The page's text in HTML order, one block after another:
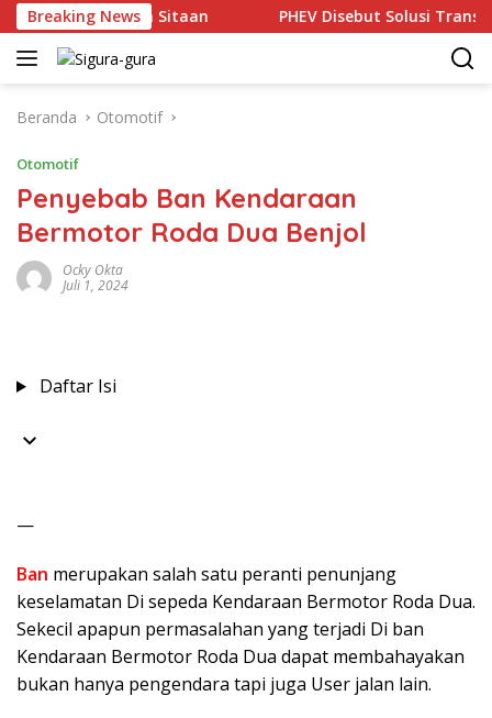
Langsung
ke
konten
Breaking News
Batu Bara Sitaan PHEV Disebut Solusi Transisi
Beranda Otomotif
Otomotif
Penyebab Ban Kendaraan
Bermotor Roda Dua Benjol
Ocky Okta
Juli 1, 2024
Daftar Isi
—
Ban merupakan salah satu peranti penunjang
keselamatan Di sepeda Kendaraan Bermotor Roda Dua.
Sekecil apapun permasalahan yang terjadi Di ban
Kendaraan Bermotor Roda Dua dapat membahayakan
bukan hanya pengendara tapi juga User jalan lain.